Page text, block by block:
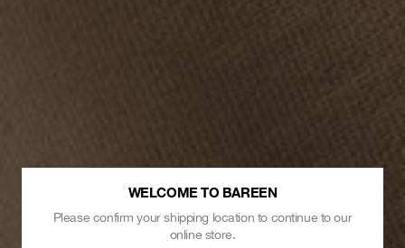
WELCOME TO BAREEN
Please confirm your shipping location to continue to our
online store.